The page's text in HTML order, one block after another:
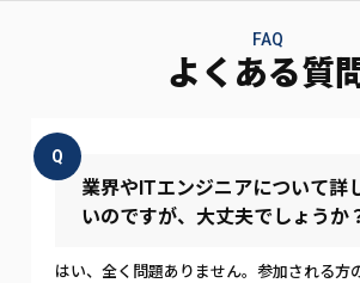
FAQ
よくある質
Q
業界やITエンジニアについて詳
いのですが、大丈夫でしょうか
はい、全く問題ありません。参加される方